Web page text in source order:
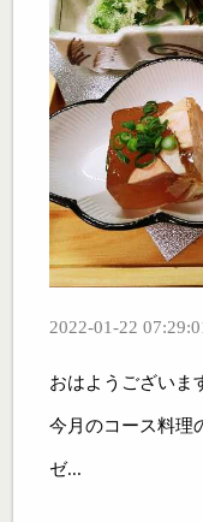
2022-01-22
おはようございま
今月のコース料理
ゼ...